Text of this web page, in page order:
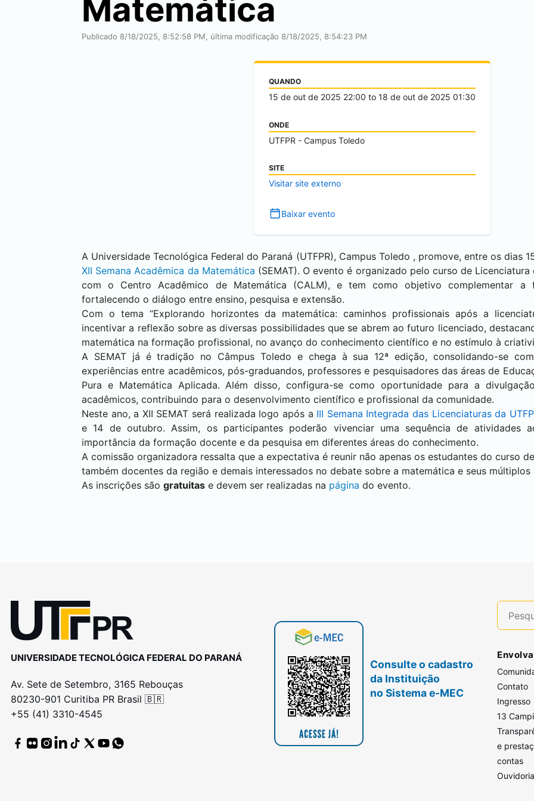
Matemática
Publicado 8/18/2025, 8:52:58 PM, última modificação 8/18/2025, 8:54:23 PM
QUANDO
15 de out de 2025 22:00 to 18 de out de 2025 01:30
ONDE
UTFPR - Campus Toledo
SITE
Visitar site externo
Baixar evento
A Universidade Tecnológica Federal do Paraná (UTFPR), Campus Toledo , promove, entre os dias
XII Semana Acadêmica da Matemática (SEMAT). O evento é organizado pelo curso de
com o Centro Acadêmico de Matemática (CALM), e tem como objetivo complementar a
fortalecendo o diálogo entre ensino, pesquisa e extensão.
Com o tema “Explorando horizontes da matemática: caminhos profissionais após a
incentivar a reflexão sobre as diversas possibilidades que se abrem ao futuro licenciado,
matemática na formação profissional, no avanço do conhecimento científico e no estímulo à
A SEMAT já é tradição no Câmpus Toledo e chega à sua 12ª edição, consolidando-se
experiências entre acadêmicos, pós-graduandos, professores e pesquisadores das áreas de
Pura e Matemática Aplicada. Além disso, configura-se como oportunidade para a
acadêmicos, contribuindo para o desenvolvimento científico e profissional da comunidade.
Neste ano, a XII SEMAT será realizada logo após a III Semana Integrada das Licenciaturas da
e 14 de outubro. Assim, os participantes poderão vivenciar uma sequência de atividades
importância da formação docente e da pesquisa em diferentes áreas do conhecimento.
A comissão organizadora ressalta que a expectativa é reunir não apenas os estudantes do curso
também docentes da região e demais interessados no debate sobre a matemática e seus
As inscrições são gratuitas e devem ser realizadas na página do evento.
UNIVERSIDADE TECNOLÓGICA FEDERAL DO PARANÁ
Av. Sete de Setembro, 3165 Rebouças
80230-901 Curitiba PR Brasil 🇧🇷
+55 (41) 3310-4545
Consulte o cadastro
da Instituição
no Sistema e-MEC
Contato
Ingresso
13 Campi
e
contas